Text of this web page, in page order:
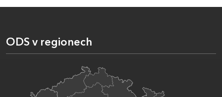
ODS v regionech